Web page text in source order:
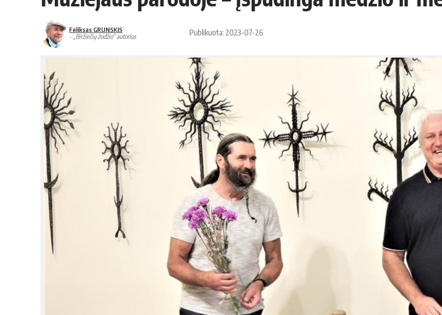
Feliksas GRUNSKIS
- „Biržiečių žodžio“ autorius
Publikuota: 2023-07-26